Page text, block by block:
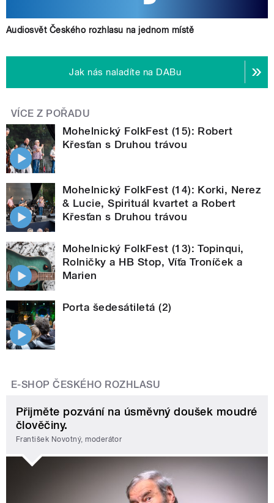
Audiosvět Českého rozhlasu na jednom místě
Jak nás naladíte na DABu
VÍCE Z POŘADU
Mohelnický FolkFest (15): Robert
Křesťan s Druhou trávou
Mohelnický FolkFest (14): Korki, Nerez
& Lucie, Spirituál kvartet a Robert
Křesťan s Druhou trávou
Mohelnický FolkFest (13): Topinqui,
Rolničky a HB Stop, Víťa Troníček a
Marien
Porta šedesátiletá (2)
E-SHOP ČESKÉHO ROZHLASU
Přijměte pozvání na úsměvný doušek moudré
člověčiny.
František Novotný, moderátor